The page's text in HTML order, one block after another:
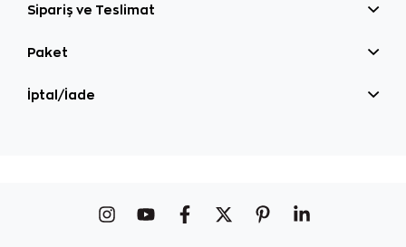
Sipariş ve Teslimat
Paket
İptal/İade